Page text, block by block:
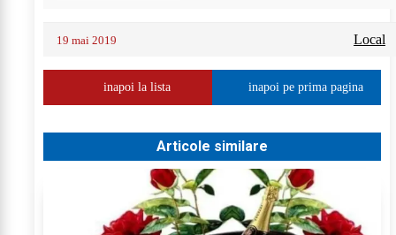
19 mai 2019 Local
inapoi la lista inapoi pe prima pagina
Articole similare